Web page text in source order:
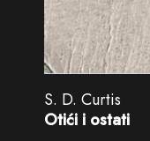
S. D. Curtis
Otići i ostati